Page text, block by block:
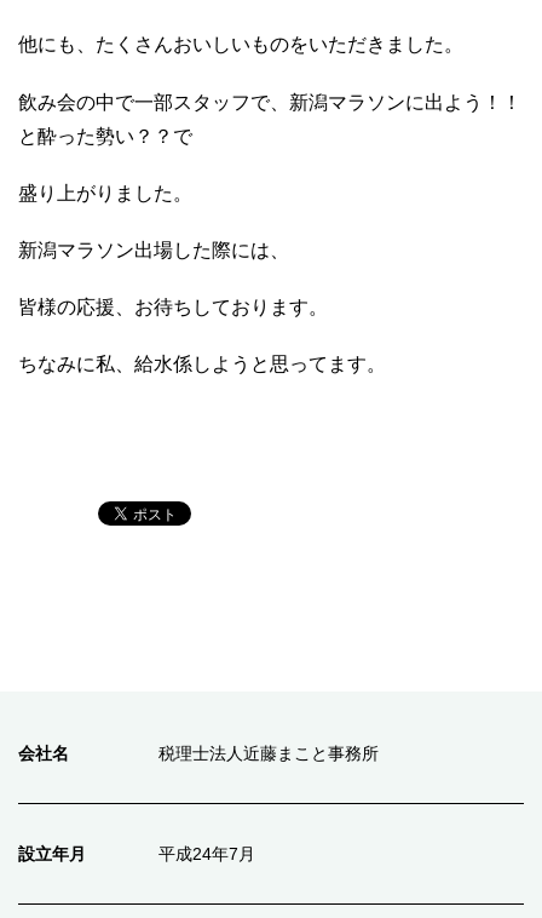
他にも、たくさんおいしいものをいただきました。
飲み会の中で一部スタッフで、新潟マラソンに出よう！！
と酔った勢い？？で
盛り上がりました。
新潟マラソン出場した際には、
皆様の応援、お待ちしております。
ちなみに私、給水係しようと思ってます。
会社名 税理士法人近藤まこと事務所
設立年月 平成24年7月